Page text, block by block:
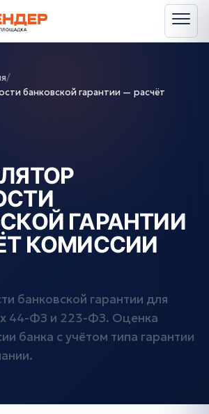
/
банковской гарантии — расчёт
ГАРАНТИИ
КОМИССИИ
банковской гарантии для
44-ФЗ и 223-ФЗ. Оценка
банка с учётом типа гарантии